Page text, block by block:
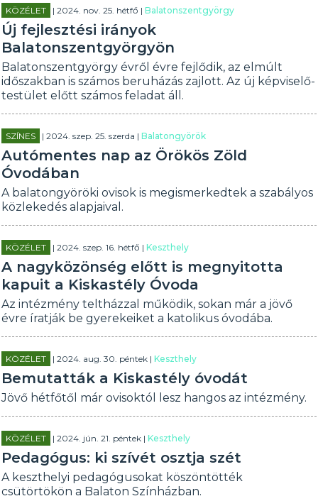
KÖZÉLET | 2024. nov. 25. hétfő |Balatonszentgyörgy
Új fejlesztési irányok
Balatonszentgyörgyön
Balatonszentgyörgy évről évre fejlődik, az elmúlt
időszakban is számos beruházás zajlott. Az új képviselő-
testület előtt számos feladat áll.
SZÍNES | 2024. szep. 25. szerda |Balatongyörök
Autómentes nap az Örökös Zöld
Óvodában
A balatongyöröki ovisok is megismerkedtek a szabályos
közlekedés alapjaival.
KÖZÉLET | 2024. szep. 16. hétfő |Keszthely
A nagyközönség előtt is megnyitotta
kapuit a Kiskastély Óvoda
Az intézmény teltházzal működik, sokan már a jövő
évre íratják be gyerekeiket a katolikus óvodába.
KÖZÉLET | 2024. aug. 30. péntek |Keszthely
Bemutatták a Kiskastély óvodát
Jövő hétfőtől már ovisoktól lesz hangos az intézmény.
KÖZÉLET | 2024. jún. 21. péntek |Keszthely
Pedagógus: ki szívét osztja szét
A keszthelyi pedagógusokat köszöntötték
csütörtökön a Balaton Színházban.